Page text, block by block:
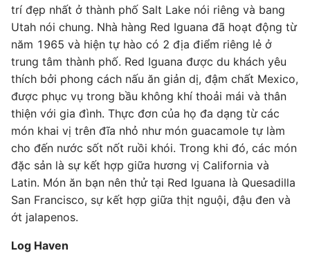
trí đẹp nhất ở thành phố Salt Lake nói riêng và bang
Utah nói chung. Nhà hàng Red Iguana đã hoạt động từ
năm 1965 và hiện tự hào có 2 địa điểm riêng lẻ ở
trung tâm thành phố. Red Iguana được du khách yêu
thích bởi phong cách nấu ăn giản dị, đậm chất Mexico,
được phục vụ trong bầu không khí thoải mái và thân
thiện với gia đình. Thực đơn của họ đa dạng từ các
món khai vị trên đĩa nhỏ như món guacamole tự làm
cho đến nước sốt nốt ruồi khói. Trong khi đó, các món
đặc sản là sự kết hợp giữa hương vị California và
Latin. Món ăn bạn nên thử tại Red Iguana là Quesadilla
San Francisco, sự kết hợp giữa thịt nguội, đậu đen và
ớt jalapenos.
Log Haven